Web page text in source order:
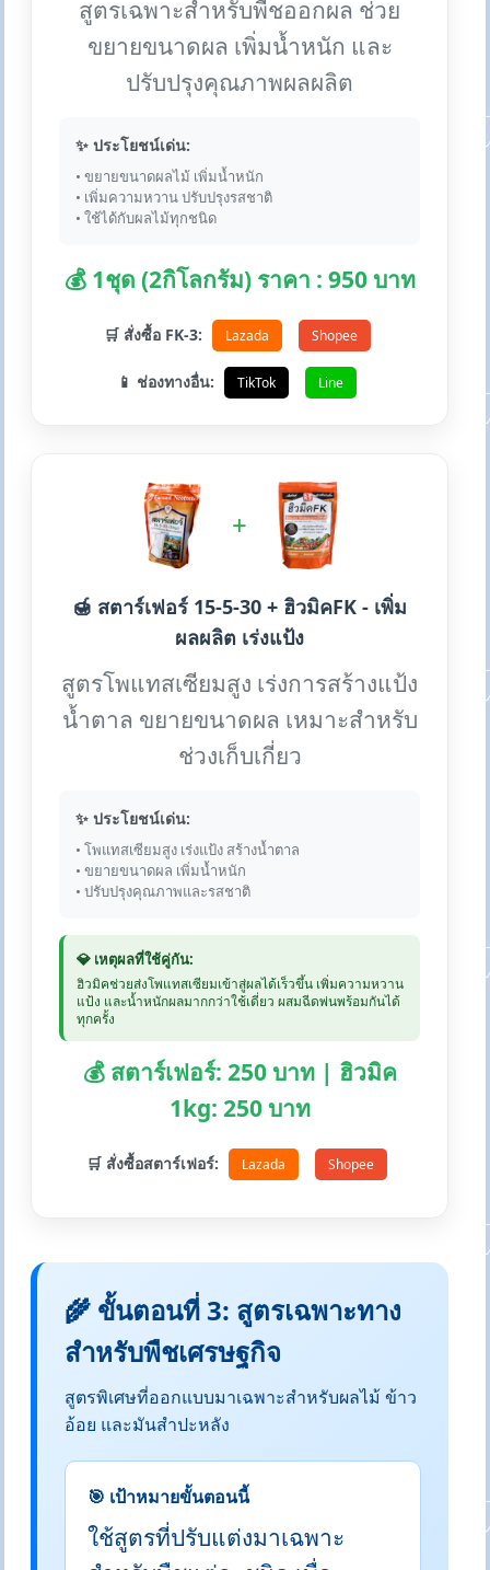
สูตรเฉพาะสำหรับพืชออกผล ช่วย
ขยายขนาดผล เพิ่มน้ำหนัก และ
ปรับปรุงคุณภาพผลผลิต
✨ ประโยชน์เด่น:
• ขยายขนาดผลไม้ เพิ่มน้ำหนัก
• เพิ่มความหวาน ปรับปรุงรสชาติ
• ใช้ได้กับผลไม้ทุกชนิด
💰 1ชุด (2กิโลกรัม) ราคา : 950 บาท
🛒 สั่งซื้อ FK-3: Lazada Shopee
📱 ช่องทางอื่น: TikTok Line
+
🍯 สตาร์เฟอร์ 15-5-30 + ฮิวมิคFK - เพิ่ม
ผลผลิต เร่งแป้ง
สูตรโพแทสเซียมสูง เร่งการสร้างแป้ง
น้ำตาล ขยายขนาดผล เหมาะสำหรับ
ช่วงเก็บเกี่ยว
✨ ประโยชน์เด่น:
• โพแทสเซียมสูง เร่งแป้ง สร้างน้ำตาล
• ขยายขนาดผล เพิ่มน้ำหนัก
• ปรับปรุงคุณภาพและรสชาติ
💎 เหตุผลที่ใช้คู่กัน:
ฮิวมิคช่วยส่งโพแทสเซียมเข้าสู่ผลได้เร็วขึ้น เพิ่มความหวาน
แป้ง และน้ำหนักผลมากกว่าใช้เดี่ยว ผสมฉีดพ่นพร้อมกันได้
ทุกครั้ง
💰 สตาร์เฟอร์: 250 บาท | ฮิวมิค
1kg: 250 บาท
🛒 สั่งซื้อสตาร์เฟอร์: Lazada Shopee
🌾 ขั้นตอนที่ 3: สูตรเฉพาะทาง
สำหรับพืชเศรษฐกิจ
สูตรพิเศษที่ออกแบบมาเฉพาะสำหรับผลไม้ ข้าว
อ้อย และมันสำปะหลัง
🎯 เป้าหมายขั้นตอนนี้
ใช้สูตรที่ปรับแต่งมาเฉพาะ